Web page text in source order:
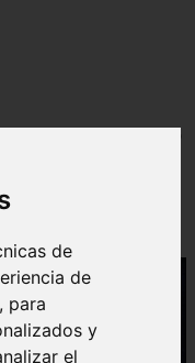
de
de
para
y
el
Explicado